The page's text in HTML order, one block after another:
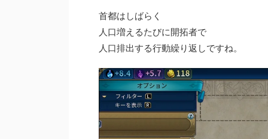
首都はしばらく
人口増えるたびに開拓者で
人口排出する行動繰り返しですね。